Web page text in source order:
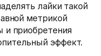
лайки такой
метрикой
и приобретения
эффект.